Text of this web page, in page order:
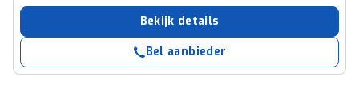
Bekijk details
Bel aanbieder